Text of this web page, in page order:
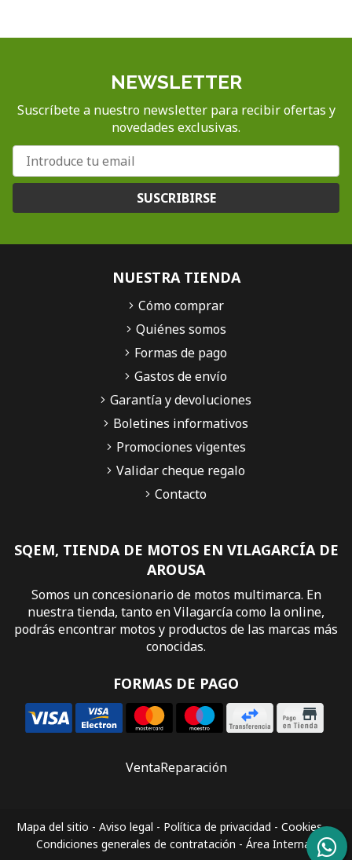
NEWSLETTER
Suscríbete a nuestro newsletter para recibir ofertas y
novedades exclusivas.
SUSCRIBIRSE
SQEM, TIENDA DE MOTOS EN VILAGARCÍA DE
AROUSA
Somos un concesionario de motos multimarca. En
nuestra tienda, tanto en Vilagarcía como la online,
podrás encontrar motos y productos de las marcas más
conocidas.
FORMAS DE PAGO
NUESTRA TIENDA
Cómo comprar
Quiénes somos
Formas de pago
Gastos de envío
Garantía y devoluciones
Boletines informativos
Promociones vigentes
Validar cheque regalo
Contacto
VentaReparación
Mapa del sitio - Aviso legal - Política de privacidad - Cookies-
Condiciones generales de contratación - Área Interna